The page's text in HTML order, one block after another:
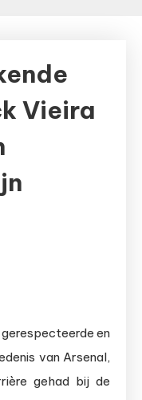
Vieira
en
van Arsenal,
gehad bij de